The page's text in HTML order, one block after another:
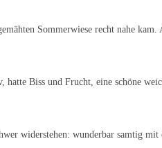
Sommerwiese recht nahe
hatte Biss und Frucht, eine schöne
widerstehen: wunderbar samtig